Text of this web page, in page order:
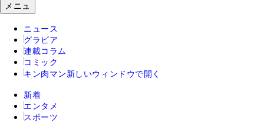
メニュ
ニュース
グラビア
連載コラム
コミック
キン肉マン 新しいウィンドウで開く
新着
エンタメ
スポーツ